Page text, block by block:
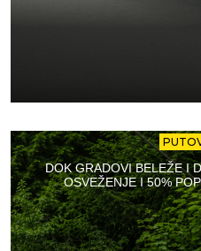
DOK GRADOVI BELEŽE I
OSVEŽENJE I 50%